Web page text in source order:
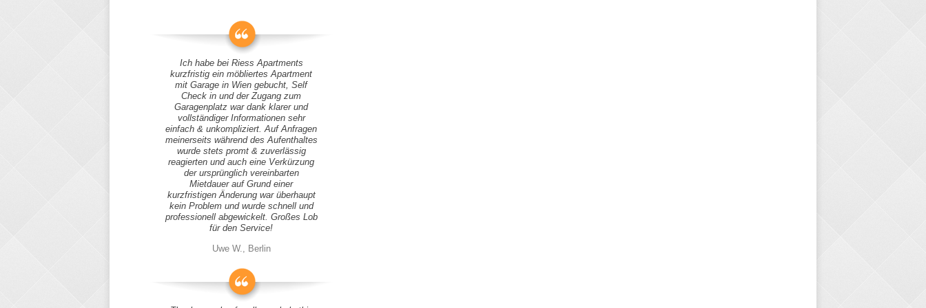
Ich habe bei Riess Apartments
kurzfristig ein möbliertes Apartment
mit Garage in Wien gebucht, Self
Check in und der Zugang zum
Garagenplatz war dank klarer und
vollständiger Informationen sehr
einfach & unkompliziert. Auf Anfragen
meinerseits während des Aufenthaltes
wurde stets promt & zuverlässig
reagierten und auch eine Verkürzung
der ursprünglich vereinbarten
Mietdauer auf Grund einer
kurzfristigen Änderung war überhaupt
kein Problem und wurde schnell und
professionell abgewickelt. Großes Lob
für den Service!
Uwe W., Berlin